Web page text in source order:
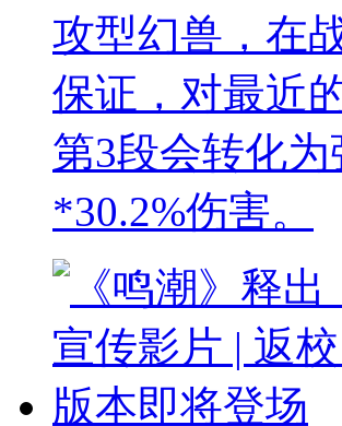
攻型幻兽，在
保证，对最近
第3段会转化
*30.2%伤害。